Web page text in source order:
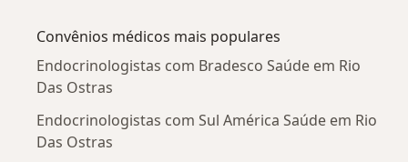
Convênios médicos mais populares
Endocrinologistas com Bradesco Saúde em Rio
Das Ostras
Endocrinologistas com Sul América Saúde em Rio
Das Ostras